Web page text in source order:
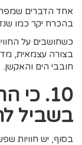
אחד הדברים
בהכרח יקר כמו
כשחושבים על
בצורה עצמאית,
חובבי הים והאקשן.
10. כי
בשביל
בסוף, יש חוויות